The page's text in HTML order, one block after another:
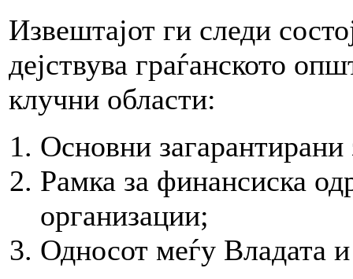
Извештајот ги следи
дејствува граѓанското
клучни области:
Основни
Рамка за финансиска
организации;
Односот меѓу Владата